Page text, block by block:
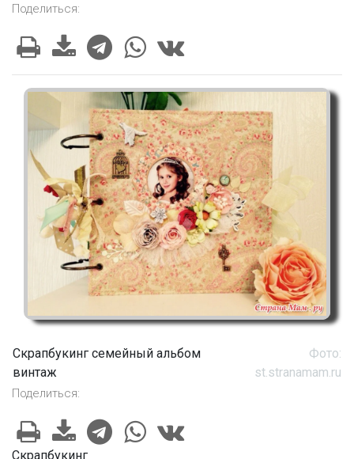
Поделиться:
Скрапбукинг семейный альбом
винтаж
Фото:
st.stranamam.ru
Поделиться:
Скрапбукинг